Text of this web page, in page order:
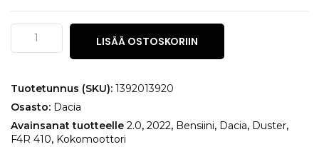
Dacia
Duster
2.0
LISÄÄ OSTOSKORIIN
Tuotetunnus (SKU): 1392013920
Osasto: Dacia
Avainsanat tuotteelle 2.0, 2022, Bensiini, Dacia, Duster,
F4R 410, Kokomoottori